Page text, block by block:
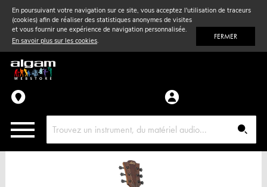
En poursuivant votre navigation sur ce site, vous acceptez l'utilisation de traceurs
(cookies) afin de réaliser des statistiques anonymes de visites
et vous fournir une expérience de navigation personnalisée.
En savoir plus sur les cookies. FERMER
Vent& Violon
Accessoires
Pièces détachées